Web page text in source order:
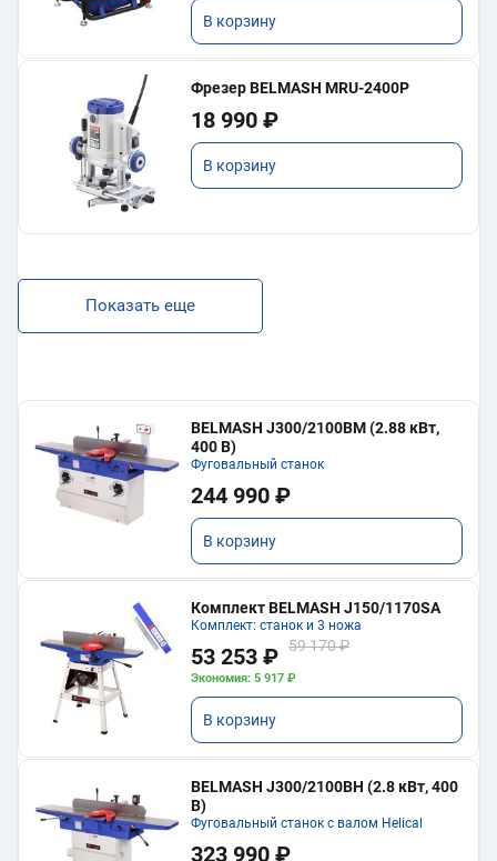
В корзину
Фрезер BELMASH MRU-2400P
18 990 ₽
В корзину
Показать еще
BELMASH J300/2100ВМ (2.88 кВт,
400 В)
Фуговальный станок
244 990 ₽
В корзину
Комплект BELMASH J150/1170SA
Комплект: станок и 3 ножа
53 253 ₽ 59 170 ₽
Экономия: 5 917 ₽
В корзину
BELMASH J300/2100ВH (2.8 кВт, 400
В)
Фуговальный станок с валом Helical
323 990 ₽